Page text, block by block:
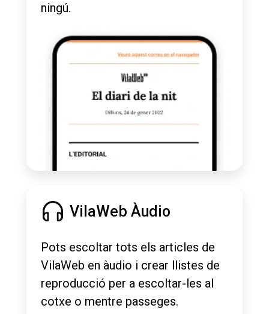
ningú.
VilaWeb Àudio
Pots escoltar tots els articles de
VilaWeb en àudio i crear llistes de
reproducció per a escoltar-les al
cotxe o mentre passeges.